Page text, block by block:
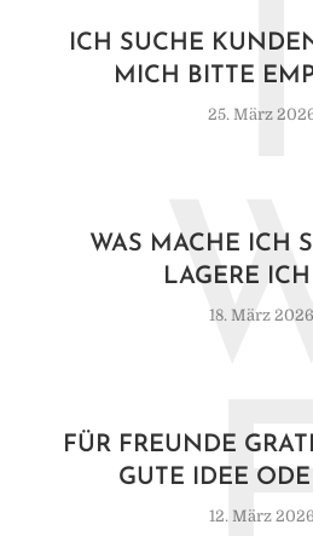
ICH SUCHE
MICH BITTE
25. März
I
WAS MACHE ICH
LAGERE
18. März 2026
FÜR FREUNDE
GUTE IDEE
12. März 2026